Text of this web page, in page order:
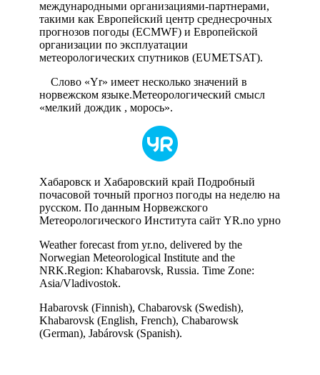
международными организациями-партнерами,
такими как Европейский центр среднесрочных
прогнозов погоды (ECMWF) и Европейской
организации по эксплуатации
метеорологических спутников (EUMETSAT).
Слово «Yr» имеет несколько значений в
норвежском языке.Метеорологический смысл
«мелкий дождик , морось».
Хабаровск и Хабаровский край Подробный
почасовой точный прогноз погоды на неделю на
русском. По данным Норвежского
Метеорологического Института сайт YR.no урно
Weather forecast from yr.no, delivered by the
Norwegian Meteorological Institute and the
NRK.Region: Khabarovsk, Russia. Time Zone:
Asia/Vladivostok.
Habarovsk (Finnish), Chabarovsk (Swedish),
Khabarovsk (English, French), Chabarowsk
(German), Jabárovsk (Spanish).